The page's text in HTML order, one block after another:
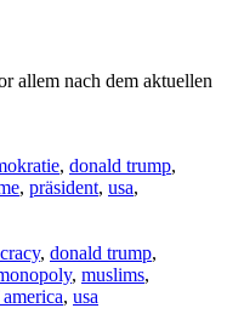
allem nach dem aktuellen
, donald trump,
, präsident, usa,
, donald trump,
, muslims,
, usa